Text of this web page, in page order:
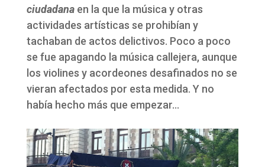
ciudadanaen la que la música y otras
actividades artísticas se prohibían y
tachaban de actos delictivos. Poco a poco
se fue apagando la música callejera, aunque
los violines y acordeones desafinados no se
vieran afectados por esta medida. Y no
había hecho más que empezar…